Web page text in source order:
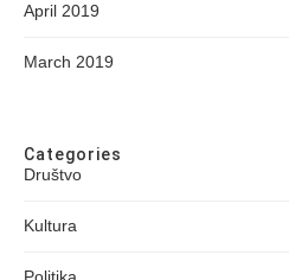
April 2019
March 2019
Categories
Društvo
Kultura